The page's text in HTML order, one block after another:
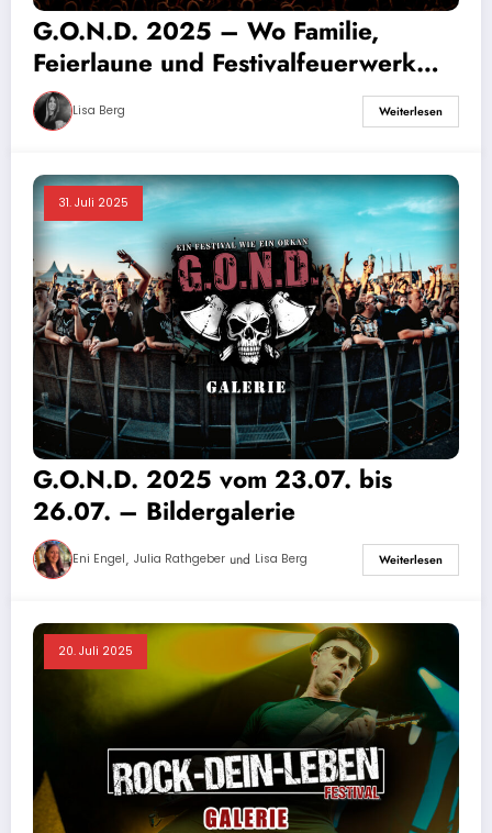
G.O.N.D. 2025 – Wo Familie,
Feierlaune und Festivalfeuerwerk
aufeinandertreffen
Lisa Berg Weiterlesen
31. Juli 2025
G.O.N.D. 2025 vom 23.07. bis
26.07. – Bildergalerie
Eni Engel, Julia Rathgeber und Lisa Berg Weiterlesen
20. Juli 2025